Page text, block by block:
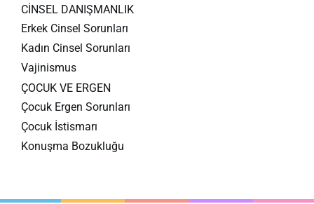
CİNSEL DANIŞMANLIK
Erkek Cinsel Sorunları
Kadın Cinsel Sorunları
Vajinismus
ÇOCUK VE ERGEN
Çocuk Ergen Sorunları
Çocuk İstismarı
Konuşma Bozukluğu